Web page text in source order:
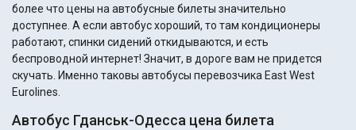
более что цены на автобусные билеты значительно
доступнее. А если автобус хороший, то там кондиционеры
работают, спинки сидений откидываются, и есть
беспроводной интернет! Значит, в дороге вам не придется
скучать. Именно таковы автобусы перевозчика East West
Eurolines.
Автобус Гданськ-Одесса цена билета